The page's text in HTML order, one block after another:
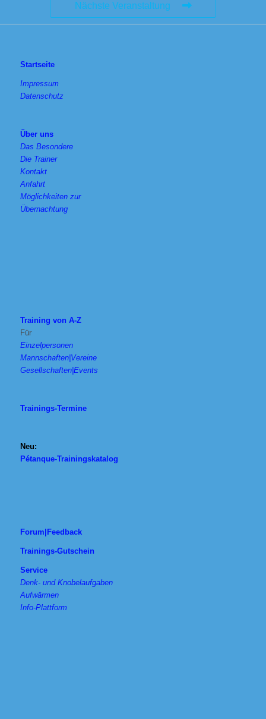
Nächste Veranstaltung
Startseite
Impressum
Datenschutz
Über uns
Das Besondere
Die Trainer
Kontakt
Anfahrt
Möglichkeiten zur
Übernachtung
Training von A-Z
Für
Einzelpersonen
Mannschaften|Vereine
Gesellschaften|Events
Trainings-Termine
Neu:
Pétanque-Trainingskatalog
Forum|Feedback
Trainings-Gutschein
Service
Denk- und Knobelaufgaben
Aufwärmen
Info-Plattform